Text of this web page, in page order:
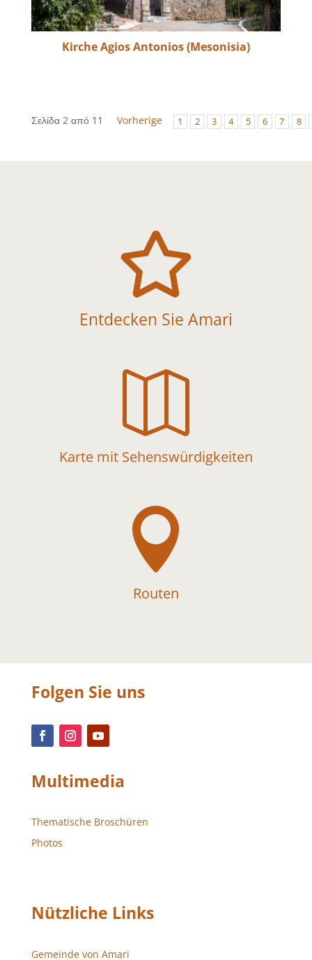
Kirche Agios Antonios (Mesonisia)
Σελίδα 2 από 11 Vorherige 1 2 3 4 5 6 7 8

Entdecken Sie Amari

Karte mit Sehenswürdigkeiten

Routen
Folgen Sie uns
Multimedia
Thematische Broschüren
Photos
Nützliche Links
Gemeinde von Amari